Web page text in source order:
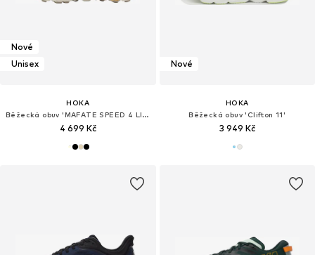
Nové
Unisex
HOKA
Běžecká obuv 'MAFATE SPEED 4 LITE'
4 699 Kč
Nové
HOKA
Běžecká obuv 'Clifton 11'
3 949 Kč